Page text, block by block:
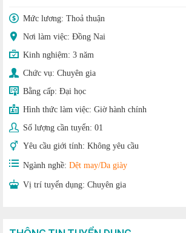
Mức lương: Thoả thuận
Nơi làm việc: Đồng Nai
Kinh nghiệm: 3 năm
Chức vụ: Chuyên gia
Bằng cấp: Đại học
Hình thức làm việc: Giờ hành chính
Số lượng cần tuyển: 01
Yêu cầu giới tính: Không yêu cầu
Ngành nghề: Dệt may/Da giày
Vị trí tuyển dụng: Chuyên gia